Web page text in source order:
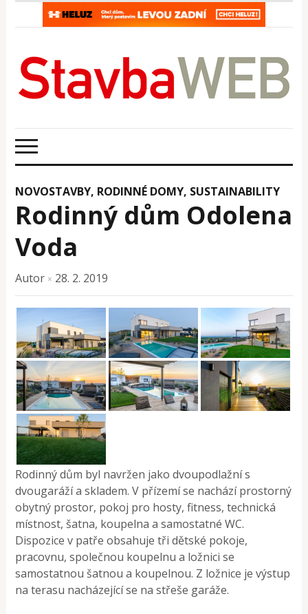
NOVOSTAVBY, RODINNÉ DOMY, SUSTAINABILITY
Rodinný dům Odolena
Voda
Autor × 28. 2. 2019
Rodinný dům byl navržen jako dvoupodlažní s
dvougaráží a skladem. V přízemí se nachází prostorný
obytný prostor, pokoj pro hosty, fitness, technická
místnost, šatna, koupelna a samostatné WC.
Dispozice v patře obsahuje tři dětské pokoje,
pracovnu, společnou koupelnu a ložnici se
samostatnou šatnou a koupelnou. Z ložnice je výstup
na terasu nacházející se na střeše garáže.